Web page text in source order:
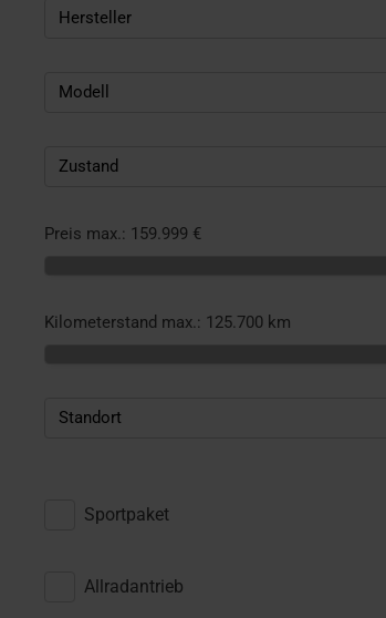
Hersteller
Modell
Zustand
Preis max.: 159.999 €
Kilometerstand max.: 125.700 km
Standort
Sportpaket
Allradantrieb